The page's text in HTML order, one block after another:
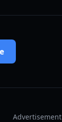
Advertisement